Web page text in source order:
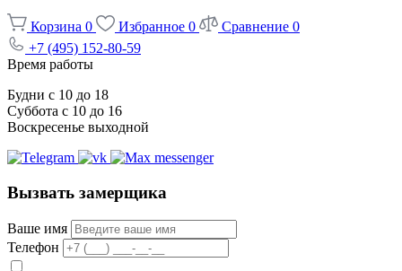
Корзина 0 Избранное 0 Сравнение 0
+7 (495) 152-80-59
Время работы
Будни с 10 до 18
Суббота с 10 до 16
Воскресенье выходной
Вызвать замерщика
Ваше имя
Телефон